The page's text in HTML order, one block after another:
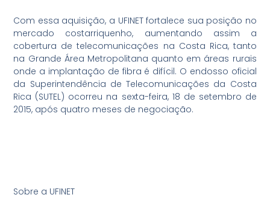
Com essa aquisição, a UFINET fortalece sua posição no
mercado costarriquenho, aumentando assim a
cobertura de telecomunicações na Costa Rica, tanto
na Grande Área Metropolitana quanto em áreas rurais
onde a implantação de fibra é difícil. O endosso oficial
da Superintendência de Telecomunicações da Costa
Rica (SUTEL) ocorreu na sexta-feira, 18 de setembro de
2015, após quatro meses de negociação.
Sobre a UFINET